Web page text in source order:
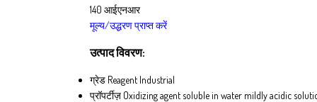
140 आईएनआर
मूल्य/उद्धरण प्राप्त करें
उत्पाद विवरण:
ग्रेड Reagent Industrial
प्रॉपर्टीज़ Oxidizing agent soluble in water mildly acidic